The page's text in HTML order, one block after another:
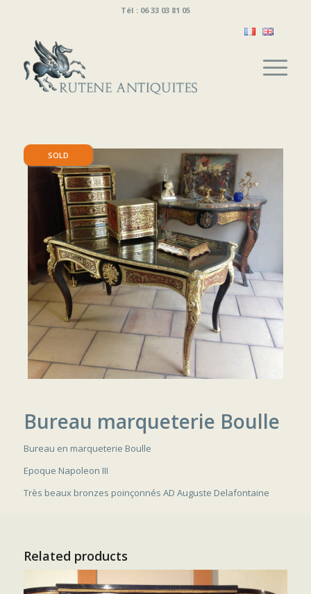
Tél : 06 33 03 81 05
SOLD
Bureau marqueterie Boulle
Bureau en marqueterie Boulle
Epoque Napoleon III
Très beaux bronzes poinçonnés AD Auguste Delafontaine
Related products